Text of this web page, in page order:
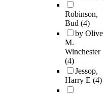
Robinson,
Bud (4)
by Olive
M.
Winchester
(4)
Jessop,
Harry E (4)